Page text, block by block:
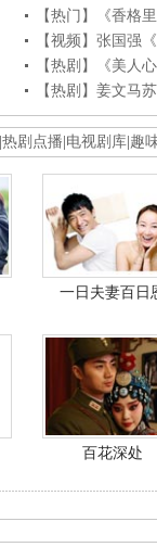
【热门】《香格
【视频】张国强
【热剧】《美人
【热剧】姜文马
热剧点播 电视剧库 趣
一日夫妻百日
百花深处